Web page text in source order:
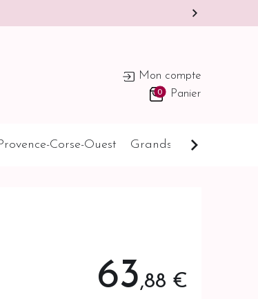
Mon compte
Panier
0
Corse-Ouest Grands Pays
63,88 €